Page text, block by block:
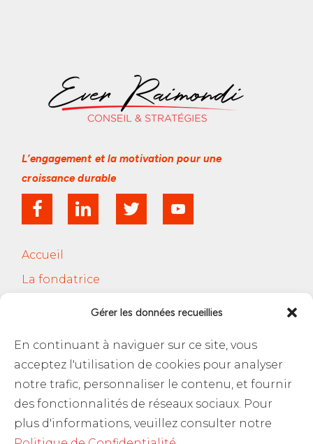
Gérer les données recueillies
En continuant à naviguer sur ce site, vous
acceptez l'utilisation de cookies pour analyser
notre trafic, personnaliser le contenu, et fournir
des fonctionnalités de réseaux sociaux. Pour
plus d'informations, veuillez consulter notre
L’engagement et la motivationpour une
croissance durable
Accueil
La fondatrice
Blog Les RH
Contact
Politique de confidentialité